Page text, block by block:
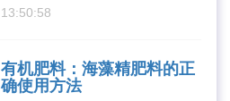
是作为一种新型的有机肥料，壳
13:50:58
有机肥料：海藻精肥料的正
确使用方法